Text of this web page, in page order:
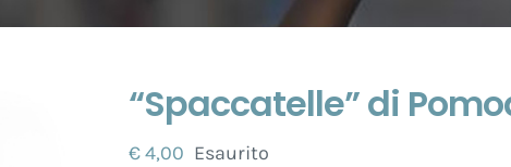
“Spaccatelle” di
€4,00 Esaurito